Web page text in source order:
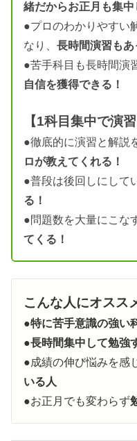
緒だからお正月も集中
●プロのわかりやすい
なり、 長時間演習もあ
●苦手科目も長時間演
自信を獲得できる！
【1科目集中で演
●徹底的に演習と解説
ロが教えてくれる！
●普段は後回しにして
る！
●問題数を大量にこな
てくる！
こんな人にオスス
●特に苦手意識の強い
●長時間集中して勉強
●成績の伸び悩みを感
いる人
●お正月でも変わらず